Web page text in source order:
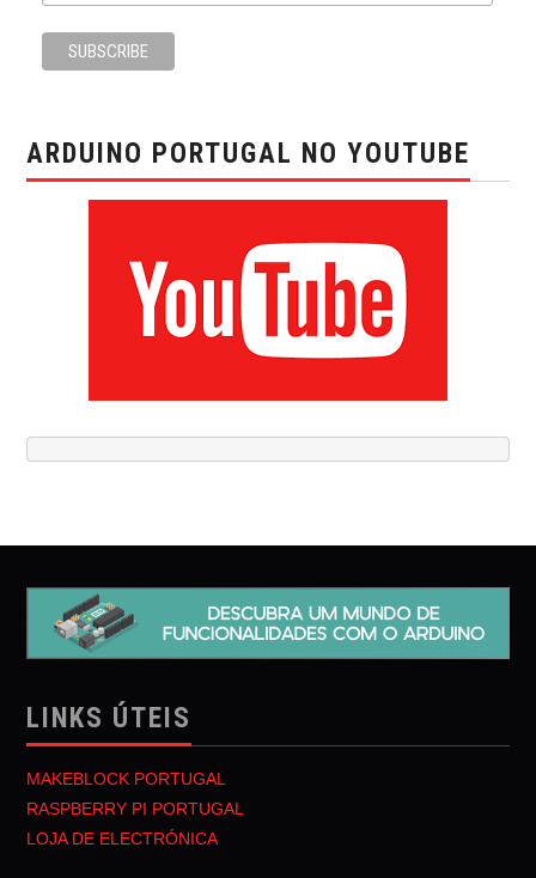
ARDUINO PORTUGAL NO YOUTUBE
LINKS ÚTEIS
MAKEBLOCK PORTUGAL
RASPBERRY PI PORTUGAL
LOJA DE ELECTRÓNICA